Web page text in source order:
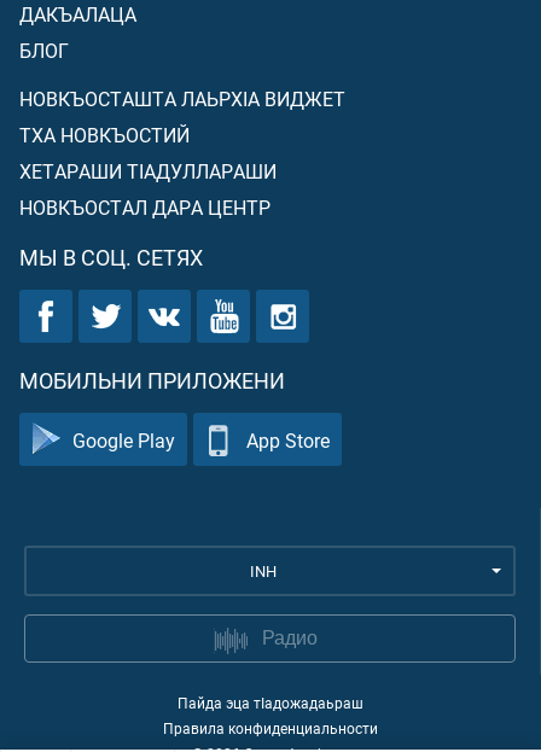
ДАКЪАЛАЦА
БЛОГ
НОВКЪОСТАШТА ЛАЬРХIА ВИДЖЕТ
ТХА НОВКЪОСТИЙ
ХЕТАРАШИ ТIАДУЛЛАРАШИ
НОВКЪОСТАЛ ДАРА ЦЕНТР
МЫ В СОЦ. СЕТЯХ
МОБИЛЬНИ ПРИЛОЖЕНИ
Google Play App Store
INH
Радио
Пайда эца тIадожадаьраш
Правила конфиденциальности